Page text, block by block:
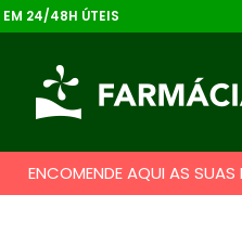
EM 24/48H ÚTEIS
ENCOMENDE AQUI AS SUAS